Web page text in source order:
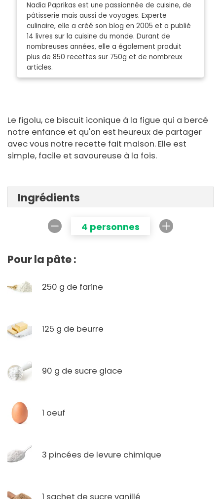
Nadia Paprikas est une passionnée de cuisine, de
pâtisserie mais aussi de voyages. Experte
culinaire, elle a créé son blog en 2005 et a publié
14 livres sur la cuisine du monde. Durant de
nombreuses années, elle a également produit
plus de 850 recettes sur 750g et de nombreux
articles.
Le figolu, ce biscuit iconique à la figue qui a bercé
notre enfance et qu'on est heureux de partager
avec vous notre recette fait maison. Elle est
simple, facile et savoureuse à la fois.
Ingrédients
4 personnes
Pour la pâte :
250 g de farine
125 g de beurre
90 g de sucre glace
1 oeuf
3 pincées de levure chimique
1 sachet de sucre vanillé